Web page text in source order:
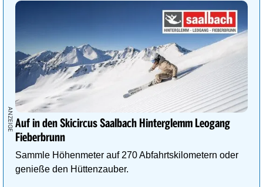
Auf in den Skicircus Saalbach Hinterglemm Leogang
Fieberbrunn
Sammle Höhenmeter auf 270 Abfahrtskilometern oder
genieße den Hüttenzauber.